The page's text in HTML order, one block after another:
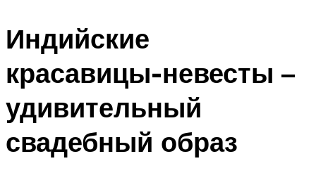
Индийские
красавицы-невесты –
удивительный
свадебный образ